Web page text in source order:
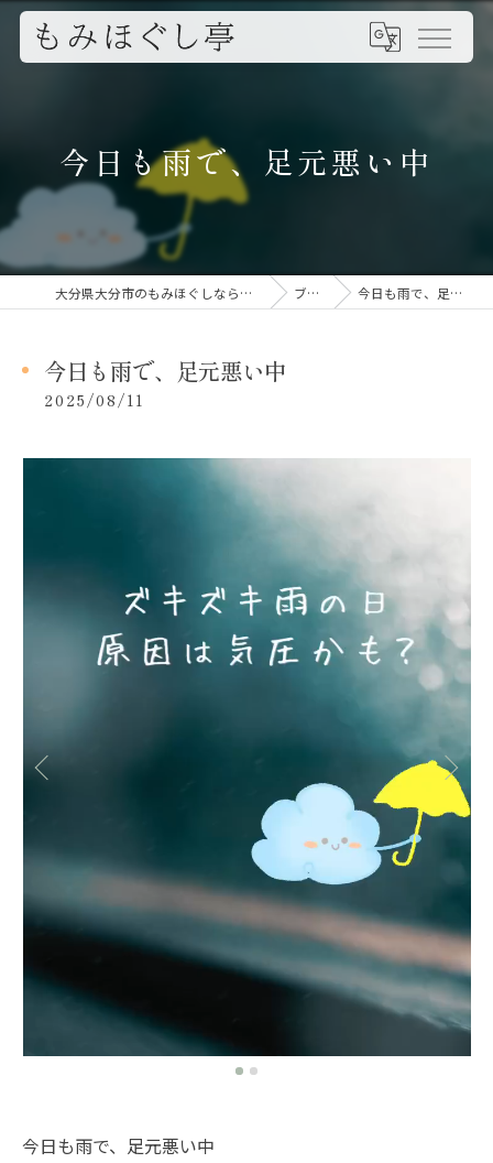
今日も雨で、足元悪い中
大分県大分市のもみほぐしならもみほぐし亭 ブログ 今日も雨で、足元悪い中
今日も雨で、足元悪い中
2025/08/11
今日も雨で、足元悪い中